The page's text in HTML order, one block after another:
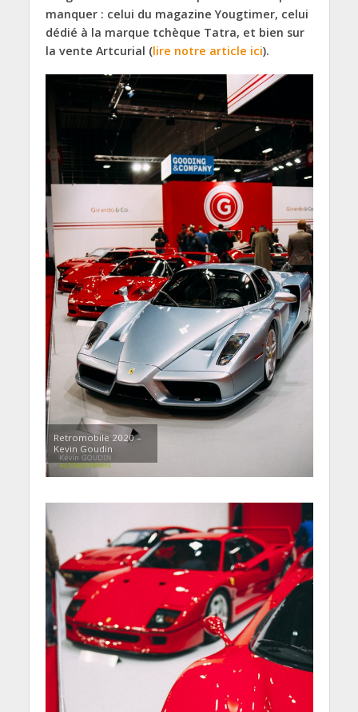
manquer : celui du magazine Yougtimer, celui
dédié à la marque tchèque Tatra, et bien sur
la vente Artcurial (lire notre article ici).
Retromobile 2020 –
Kevin Goudin